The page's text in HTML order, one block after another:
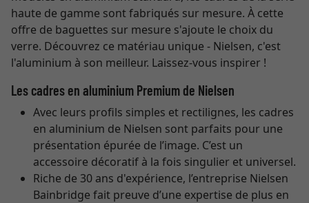
haute de gamme sont fabriqués sur mesure. À cette
offre de baguettes sur mesure s'ajoute le choix du
verre. Découvrez ce matériau unique - Nielsen, c'est
l'aluminium à son meilleur. Laissez-vous inspirer !
Les cadres en aluminium Premium de Nielsen
Avec leurs profils simples et rectilignes, les cadres
en aluminium de Nielsen sont parfaits pour une
présentation épurée de l’image. C’est un
accessoire décoratif à la fois singulier et universel.
Riche de 30 ans d'expérience, l’entreprise Nielsen
Bainbridge fait preuve d’une expertise de plus en